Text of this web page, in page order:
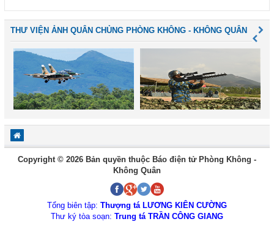
THƯ VIỆN ẢNH QUÂN CHỦNG PHÒNG KHÔNG - KHÔNG QUÂN
Copyright © 2026 Bản quyền thuộc Báo điện tử Phòng Không -
Không Quân
Tổng biên tập: Thượng tá LƯƠNG KIÊN CƯỜNG
Thư ký tòa soạn: Trung tá TRẦN CÔNG GIANG